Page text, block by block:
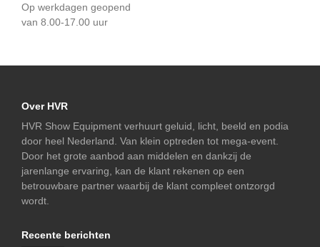
Op werkdagen geopend
van 8.00-17.00 uur
Over HVR
HVR Show Equipment verhuurt geluid, licht, beeld en podia
door heel Nederland. Van klein optreden tot mega-event.
Door het grote aanbod aan middelen en dankzij de
jarenlange ervaring, kan de klant rekenen op een
betrouwbare partner waarbij de klant compleet ontzorgd
wordt.
Recente berichten